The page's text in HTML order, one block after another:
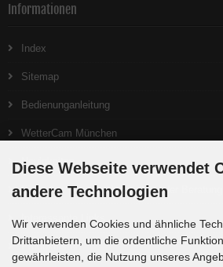
Informationen
Index
Sitemap
Bedienunganleitung
WetterCam München
Neuigkeiten
Ein gutes Teleskop beginnt bei der Beratung
Interessante Links
Produktlisten
Diese Webseite verwendet
andere Technologien
Wir verwenden Cookies und ähnliche
Drittanbietern, um die ordentliche
gewährleisten, die Nutzung unseres